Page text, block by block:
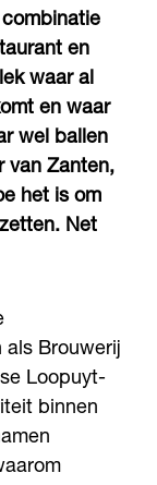
en
waar al
en waar
wel ballen
van Zanten,
het is om
Net
als Brouwerij
Loopuyt-
binnen